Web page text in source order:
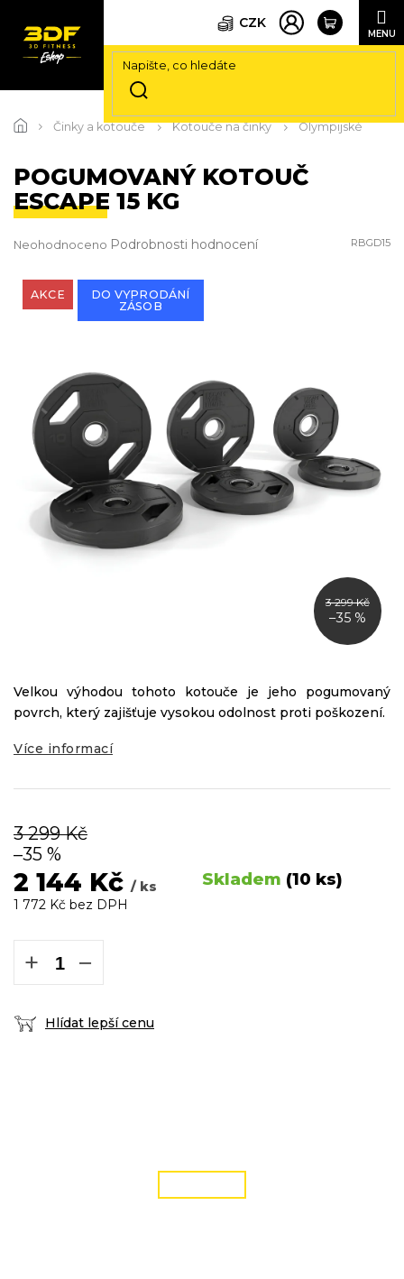
na
CZK
Činky a kotouče Kotouče na činky Olympijské
POGUMOVANÝ KOTOUČ
ESCAPE 15 KG
RBGD15
Průměrné
produktu
0,0
Neohodnoceno Podrobnosti hodnocení
AKCE
DO VYPRODÁNÍ
ZÁSOB
3 299 Kč
–35 %
3 299 Kč
–35 %
2 144 Kč / ks Skladem (10 ks)
1 772 Kč bez DPH
+ −
Hlídat lepší cenu
Velkou výhodou tohoto kotouče je jeho pogumovaný
povrch, který zajišťuje vysokou odolnost proti poškození.
Více informací